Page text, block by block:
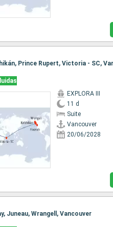
EXPLORA III
11 d
Suite
Vancouver
20/06/2028
Juneau, Wrangell, Vancouver